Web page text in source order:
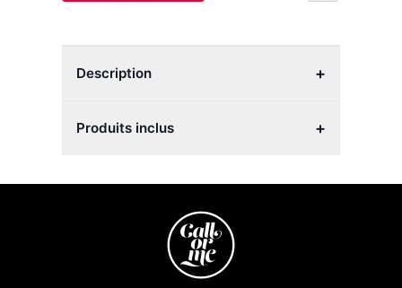
Description +
Produits inclus +